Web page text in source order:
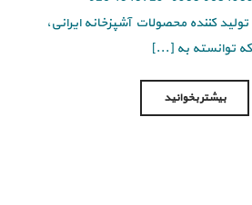
یانان تولید کننده محصولات آشپزخانه ایرانی،
توانسته به [...]
بیشتر بخوانید